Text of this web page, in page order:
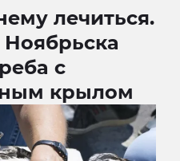
лечиться.
с
крылом